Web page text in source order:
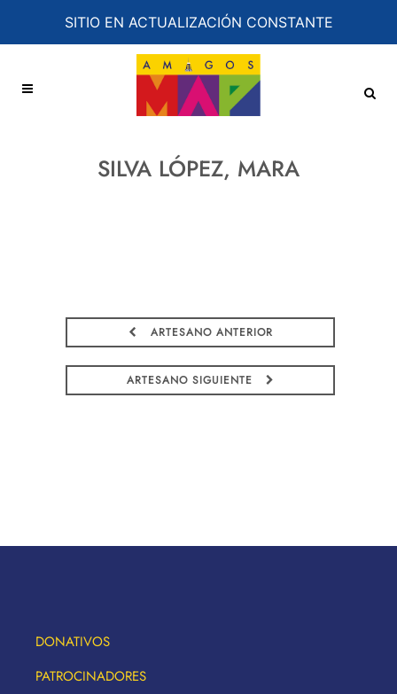
SITIO EN ACTUALIZACIÓN CONSTANTE
SILVA LÓPEZ, MARA
ARTESANO ANTERIOR
ARTESANO SIGUIENTE
DONATIVOS
PATROCINADORES